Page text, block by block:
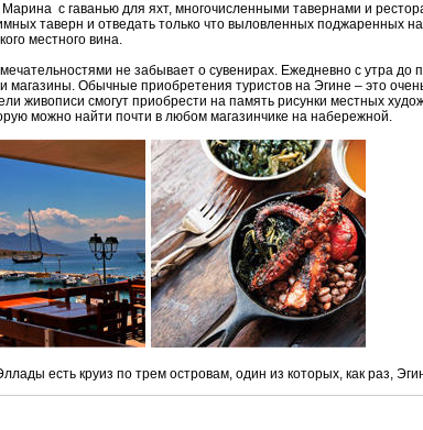
с гаванью для яхт, многочисленными тавернами и
таверн и отведать только что выловленных поджаренных
местного вина.
не забывает о сувенирах. Ежедневно с утра до
Обычные приобретения туристов на Эгине – это
живописи смогут приобрести на память рисунки местных
можно найти почти в любом магазинчике на набережной.
есть круиз по трем островам, один из которых, как раз,